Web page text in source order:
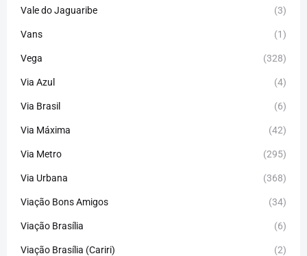
Vale do Jaguaribe (3)
Vans (1)
Vega (328)
Via Azul (4)
Via Brasil (6)
Via Máxima (42)
Via Metro (295)
Via Urbana (368)
Viação Bons Amigos (34)
Viação Brasília (6)
Viação Brasília (Cariri) (2)